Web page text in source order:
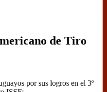
de Tiro
por sus logros en el 3º